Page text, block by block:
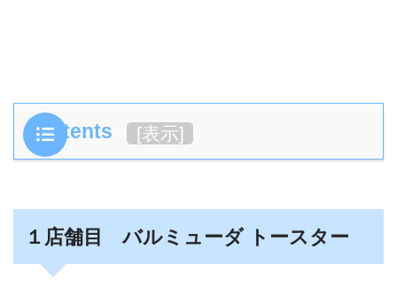
Contents [表示]
１店舗目 バルミューダ トースター